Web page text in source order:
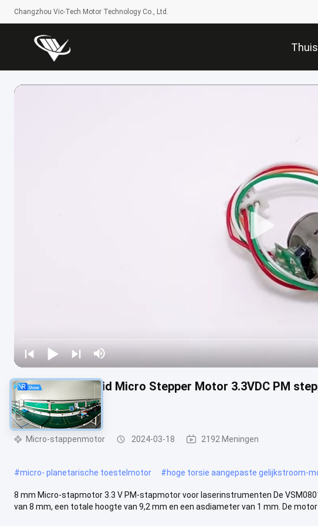
Changzhou Vic-Tech Motor Technology Co., Ltd.
Thuis
3000 rpm snelheid Micro Stepper Motor 3.3VDC PM
lichtgewicht
Micro-stappenmotor 2024-03-18 2192 Meningen
#micro- planetarische toestelmotor #hoge torsie aangepaste gelijkstroom-
8 mm Micro-stapmotor 3.3 V PM-stapmotor voor laserinstrumenten De
van 8 mm, een totale hoogte van 9,2 mm en een asdiameter van 1 mm. De motor